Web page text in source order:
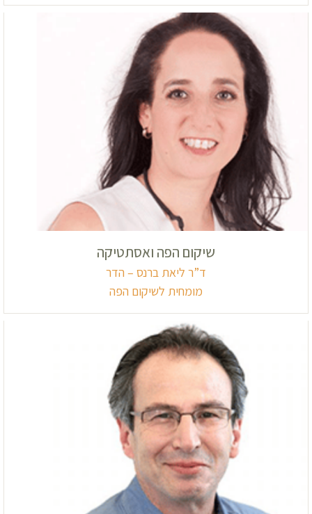
שיקום הפה ואסתטיקה
ד”ר ליאת ברנס – הדר
מומחית לשיקום הפה